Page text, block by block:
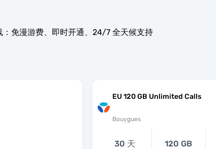
：免漫游费、即时开通、24/7 全天候支持
EU 120 GB Unlimited Calls
Bouygues
30 天 120 GB